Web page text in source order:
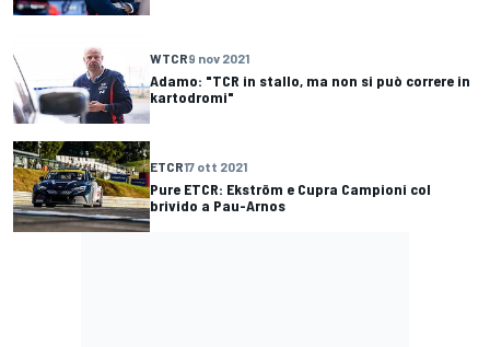
WTCR9 nov 2021
Adamo: "TCR in stallo, ma non si può correre in
kartodromi"
ETCR17 ott 2021
Pure ETCR: Ekström e Cupra Campioni col
brivido a Pau-Arnos